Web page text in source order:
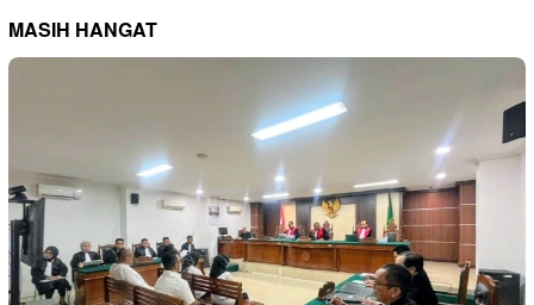
MASIH HANGAT